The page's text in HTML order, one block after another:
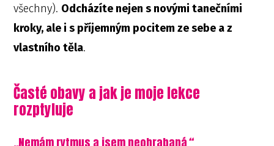
všechny). Odcházíte nejen s novými tanečními
kroky, ale i s příjemným pocitem ze sebe a z
vlastního těla.
Časté obavy a jak je moje lekce
rozptyluje
„Nemám rytmus a jsem neohrabaná“